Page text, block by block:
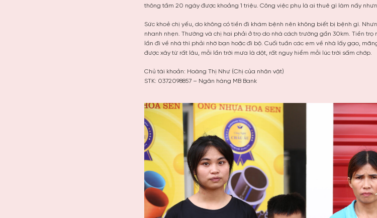
thông tầm 20 ngày được khoảng 1 triệu. Công việc phụ là ai thuê gì làm nấy
Sức khoẻ chị yếu, do không có tiền đi khám bệnh nên không biết bị bệnh gì.
nhanh nhẹn. Thường và chị hai phải ở trọ do nhà cách trường gần 30km. Tiền
lần đi về nhà thì phải nhờ bạn hoặc đi bộ. Cuối tuần các em về nhà lấy gạo,
được xây từ rất lâu, mỗi lần trời mưa là dột, rất nguy hiểm mỗi lúc trời sấm chớp.
Chủ tài khoản: Hoàng Thị Như (Chị của nhân vật)
STK: 0372098857 – Ngân hàng MB Bank